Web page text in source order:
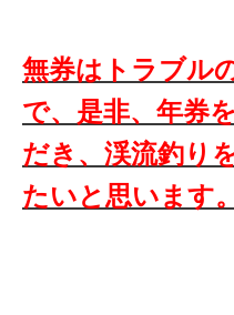
無券はトラブル
で、是非、年券
だき、渓流釣り
たいと思います。